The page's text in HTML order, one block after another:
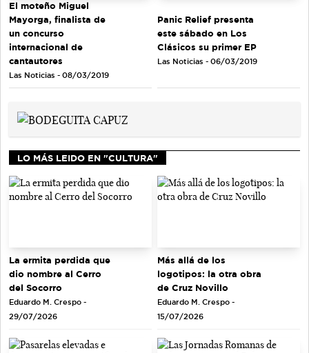
El moteño Miguel
Mayorga, finalista de
un concurso
internacional de
cantautores
Las Noticias - 08/03/2019
Panic Relief presenta
este sábado en Los
Clásicos su primer EP
Las Noticias - 06/03/2019
LO MÁS LEIDO EN "CULTURA"
La ermita perdida que
dio nombre al Cerro
del Socorro
Eduardo M. Crespo -
29/07/2026
Más allá de los
logotipos: la otra obra
de Cruz Novillo
Eduardo M. Crespo -
15/07/2026